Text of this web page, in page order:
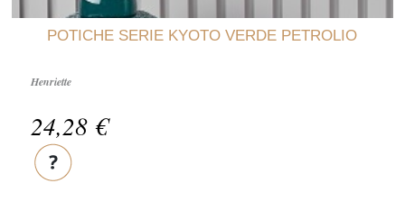
POTICHE SERIE KYOTO VERDE PETROLIO
Henriette
24,28 €